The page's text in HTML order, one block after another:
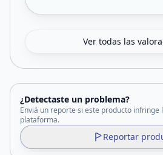
Ver todas las
¿Detectaste un problema?
Enviá un reporte si este producto infringe
plataforma.
Reportar